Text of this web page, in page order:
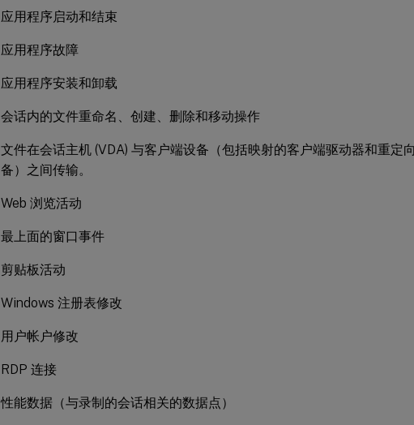
应用程序启动和结束
应用程序故障
应用程序安装和卸载
会话内的文件重命名、创建、删除和移动操作
文件在会话主机 (VDA) 与客户端设备（包括映射的客户端驱动器和重定
备）之间传输。
Web 浏览活动
最上面的窗口事件
剪贴板活动
Windows 注册表修改
用户帐户修改
RDP 连接
性能数据（与录制的会话相关的数据点）